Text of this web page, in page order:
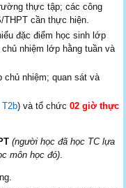
thực tập; các công
cần thực hiện.
đặc điểm học sinh lớp
nhiệm lớp hằng tuần và
chủ nhiệm; quan sát và
T2b) và tổ chức02 giờ thực
(người học đã học TC lựa
môn học đó)